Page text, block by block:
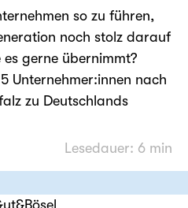
so zu führen,
noch stolz darauf
gerne übernimmt?
Unternehmer:innen nach
zu Deutschlands
Lesedauer: 6 min